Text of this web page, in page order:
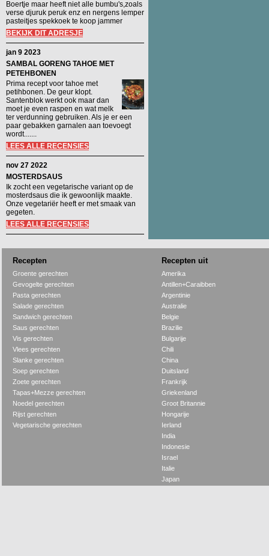
Boertje maar heeft niet alle bumbu's,zoals
verse djuruk peruk enz en nergens lemper
pasteitjes spekkoek te koop jammer
BEKIJK DIT ADRESJE
jan 9 2023
SAMBAL GORENG TAHOE MET
PETEHBONEN
Prima recept voor tahoe met
petihbonen. De geur klopt.
Santenblok werkt ook maar dan
moet je even raspen en wat melk
ter verdunning gebruiken. Als je er een
paar gebakken garnalen aan toevoegt
wordt.......
LEES ALLE RECENSIES
nov 27 2022
MOSTERDSAUS
Ik zocht een vegetarische variant op de
mosterdsaus die ik gewoonlijk maakte.
Onze vegetariër heeft er met smaak van
gegeten.
LEES ALLE RECENSIES
Recepten Recepten uit
Groente gerechten
Gevogelte gerechten
Pasta gerechten
Salade gerechten
Sandwich gerechten
Saus gerechten
Vis gerechten
Vlees gerechten
Slanke gerechten
Soep gerechten
Zoete gerechten
Tapas+Mezze gerechten
Noedel gerechten
Rijst gerechten
Vegetarische gerechten
Amerika
Antillen+Caraibben
Argentinie
Australie
Belgie
Brazilie
Bulgarije
Chili
China
Duitsland
Frankrijk
Griekenland
Groot Britannie
Hongarije
Ierland
India
Indonesie
Israel
Italie
Japan